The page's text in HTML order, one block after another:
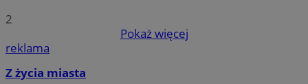
2
Pokaż więcej
reklama
Z życia miasta